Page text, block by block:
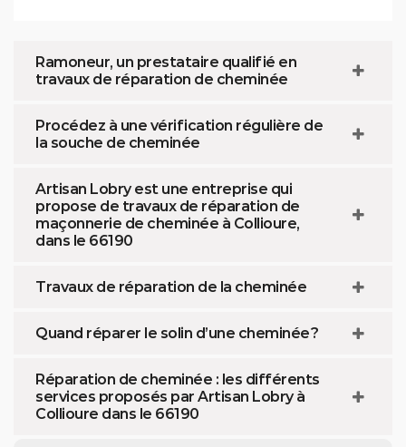
Ramoneur, un prestataire qualifié en
travaux de réparation de cheminée
Procédez à une vérification régulière de
la souche de cheminée
Artisan Lobry est une entreprise qui
propose de travaux de réparation de
maçonnerie de cheminée à Collioure,
dans le 66190
Travaux de réparation de la cheminée
Quand réparer le solin d’une cheminée ?
Réparation de cheminée : les différents
services proposés par Artisan Lobry à
Collioure dans le 66190